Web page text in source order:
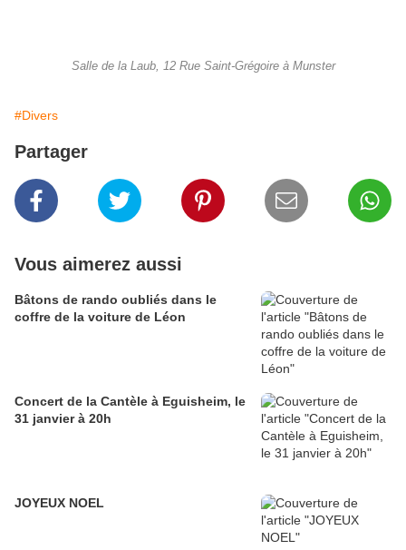
Salle de la Laub, 12 Rue Saint-Grégoire à Munster
#Divers
Partager
Vous aimerez aussi
Bâtons de rando oubliés dans le
coffre de la voiture de Léon
Concert de la Cantèle à Eguisheim, le
31 janvier à 20h
JOYEUX NOEL